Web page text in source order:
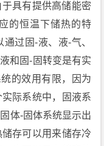
具有提供高储能密
的恒温下储热的特
过固-液、液-气、
和固-固转变是有实
的效用有限，因为
际系统中，固液系
体-固体系统显示出
存可以用来储存冷